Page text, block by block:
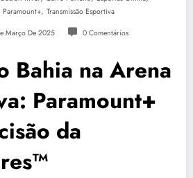
Paramount+, Transmissão Esportiva
Março De 2025 0 Comentários
Bahia na Arena
Paramount+
da